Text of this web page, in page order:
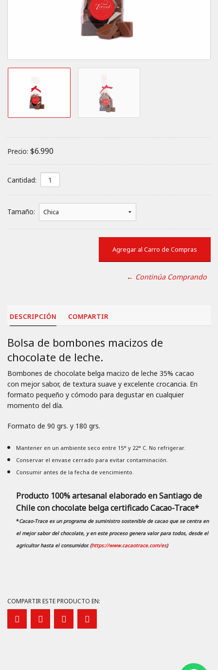
Precio: $6.990
Cantidad:
Tamaño:
← Continúa Comprando
DESCRIPCIÓN COMPARTIR
Bolsa de bombones macizos de
chocolate de leche.
Bombones de chocolate belga macizo de leche 35% cacao
con mejor sabor, de textura suave y excelente crocancia. En
formato pequeño y cómodo para degustar en cualquier
momento del día.
Formato de 90 grs. y 180 grs.
Mantener en un ambiente seco entre 15° y 22° C. No refrigerar.
Conservar el envase cerrado para evitar contaminación.
Consumir antes de la fecha de vencimiento.
Producto 100% artesanal elaborado en Santiago de
Chile con chocolate belga certificado Cacao-Trace*
*Cacao-Trace es un programa de suministro sostenible de cacao que se centra en
el mejor sabor del chocolate, y en este proceso genera valor para todos, desde el
agricultor hasta el consumidor. (https://www.cacaotrace.com/es)
COMPARTIR ESTE PRODUCTO EN: